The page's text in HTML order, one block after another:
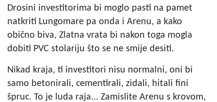
Drosini investitorima bi moglo pasti na pamet
natkriti Lungomare pa onda i Arenu, a kako
obično biva, Zlatna vrata bi nakon toga mogla
dobiti PVC stolariju što se ne smije desiti.
Nikad kraja, ti investitori nisu normalni, oni bi
samo betonirali, cementirali, zidali, hitali fini
špruc. To je luda raja... Zamislite Arenu s krovom,